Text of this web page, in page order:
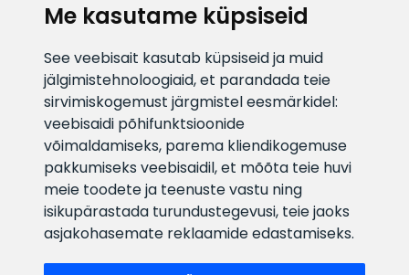
Me kasutame küpsiseid
See veebisait kasutab küpsiseid ja muid
jälgimistehnoloogiaid, et parandada teie
sirvimiskogemust järgmistel eesmärkidel:
veebisaidi põhifunktsioonide
võimaldamiseks, parema kliendikogemuse
pakkumiseks veebisaidil,et mõõta teie huvi
meie toodete ja teenuste vastu ning
isikupärastada turundustegevusi, teie jaoks
asjakohasemate reklaamide edastamiseks.
info@veefiltrid.ee
Infotelefon
+372 58862212
Vaata tööaegu
Reti tee 11, Peetri, 75312 Harju
maakond, Estonia